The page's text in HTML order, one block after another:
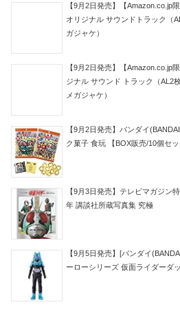
【9月2日発売】【Amazon.co.jp
オリジナル サウンドトラック（
ガジャケ）
【9月2日発売】【Amazon.co.jp
ジナル サウンド トラック（AL2
メガジャケ）
【9月2日発売】バンダイ
ク菓子 食玩 【BOX販売/10個セッ
【9月3日発売】テレビマガジン
年 講談社所蔵写真集 究極
【9月5日発売】[バンダイ
ーローシリーズ 仮面ライダーダ